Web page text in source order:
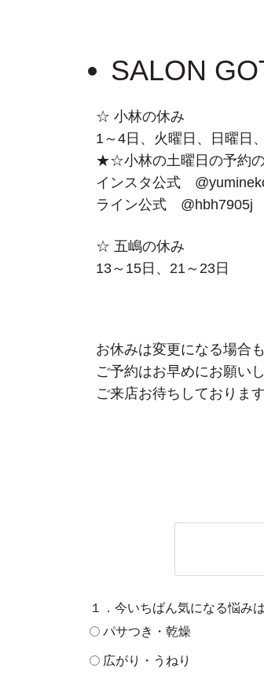
SALON
☆ 小林の休み
1～4日、火曜日、日曜日
★☆小林の土曜日の予約
インスタ公式
ライン公式 @hbh7905j
☆ 五嶋の休み
13～15日、21～23日
お休みは変更になる場合
ご予約はお早めにお願いし
ご来店お待ちしております
１．今いちばん気になる悩み
パサつき・乾燥
広がり・うねり